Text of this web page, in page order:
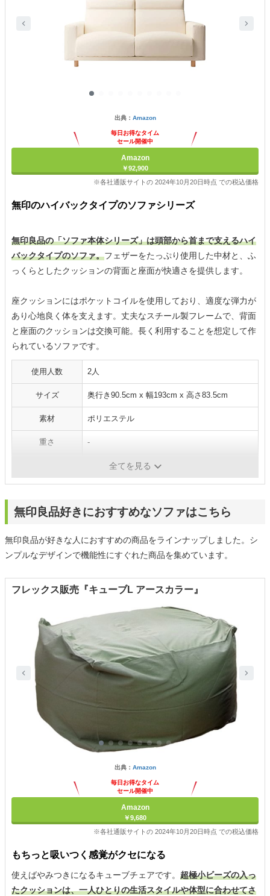
出典： Amazon
毎日お得なタイム
セール開催中
Amazon
￥92,900
※各社通販サイトの 2024年10月20日時点 での税込価格
無印のハイバックタイプのソファシリーズ
無印良品の「ソファ本体シリーズ」は頭部から首まで支えるハイ
バックタイプのソファ。フェザーをたっぷり使用した中材と、ふ
っくらとしたクッションの背面と座面が快適さを提供します。
座クッションにはポケットコイルを使用しており、適度な弾力が
あり心地良く体を支えます。丈夫なスチール製フレームで、背面
と座面のクッションは交換可能。長く利用することを想定して作
られているソファです。
使用人数 2人
サイズ 奥行き90.5cm x 幅193cm x 高さ83.5cm
素材 ポリエステル
重さ -
全てを見る
無印良品好きにおすすめなソファはこちら
無印良品が好きな人におすすめの商品をラインナップしました。シ
ンプルなデザインで機能性にすぐれた商品を集めています。
フレックス販売『キューブL アースカラー』
出典： Amazon
毎日お得なタイム
セール開催中
Amazon
￥9,680
※各社通販サイトの 2024年10月20日時点 での税込価格
もちっと吸いつく感覚がクセになる
使えばやみつきになるキューブチェアです。 超極小ビーズの入っ
たクッションは、一人ひとりの生活スタイルや体型に合わせてさ